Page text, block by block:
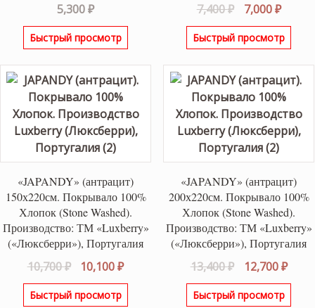
5,300₽
Быстрый просмотр
7,400₽
цена
составляла
7,000₽
цена:
7,000
Быстрый просмотр
«JAPANDY» (антрацит)
150х220см. Покрывало 100%
Хлопок (Stone Washed).
Производство: ТМ «Luxberry»
(«Люксберри»), Португалия
10,700₽
Первоначальная
цена
составляла
10,100₽Текущая
цена:
Быстрый просмотр
«JAPANDY» (антрацит)
200х220см. Покрывало 100%
Хлопок (Stone Washed).
Производство: ТМ «Luxberry»
(«Люксберри»), Португалия
13,400₽
цена
составляла
12,700₽
Быстрый просмотр